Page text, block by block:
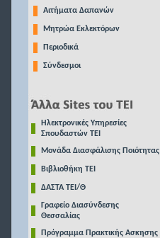
Αιτήματα Δαπανών
Μητρώα Εκλεκτόρων
Περιοδικά
Σύνδεσμοι
Ηλεκτρονικές Υπηρεσίες
Σπουδαστών ΤΕΙ
Μονάδα Διασφάλισης Ποιότητας
Βιβλιοθήκη ΤΕΙ
ΔΑΣΤΑ ΤΕΙ/Θ
Γραφείο Διασύνδεσης
Θεσσαλίας
Πρόγραμμα Πρακτικής Ασκησης